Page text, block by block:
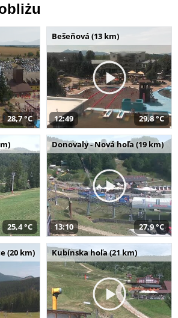
28,7 °C
Bešeňová (13 km)
12:49 29,8 °C
25,4 °C
Donovaly - Nová hoľa (19 km)
13:10 27,9 °C
(20 km) Kubínska hoľa (21 km)